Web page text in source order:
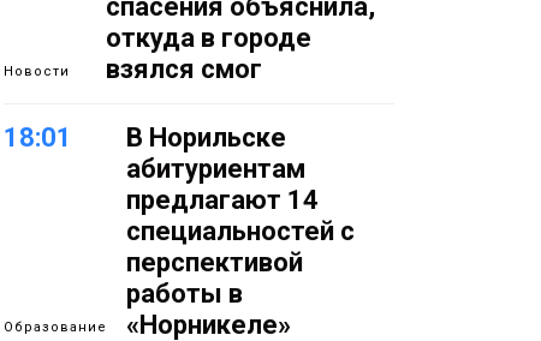
Новости
спасения объяснила,
откуда в городе
взялся смог
18:01
Образование
В Норильске
абитуриентам
предлагают 14
специальностей с
перспективой
работы в
«Норникеле»